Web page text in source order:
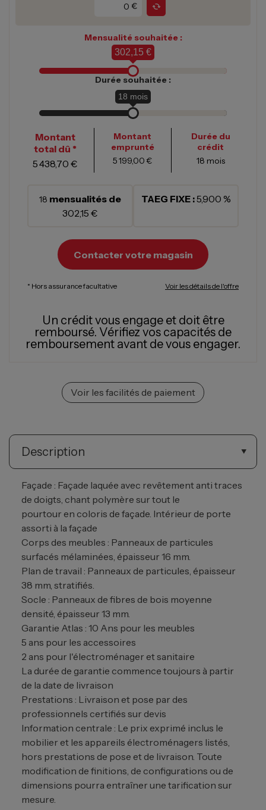
€
Mensualité souhaitée :
302,15 €
Durée souhaitée :
18 mois
Montant
total dû *
5 438,70 €
Montant
emprunté
5 199,00 €
Durée du
crédit
18 mois
18 mensualités de
302,15 €
TAEG FIXE :5,900 %
Contacter votre magasin
* Hors assurance facultative Voir les détails de l'offre
Un crédit vous engage et doit être
remboursé. Vérifiez vos capacités de
remboursement avant de vous engager.
Voir les facilités de paiement
Description
Façade : Façade laquée avec revêtement anti traces
de doigts, chant polymère sur tout le
pourtour en coloris de façade. Intérieur de porte
assorti à la façade
Corps des meubles : Panneaux de particules
surfacés mélaminées, épaisseur 16 mm.
Plan de travail : Panneaux de particules, épaisseur
38 mm, stratifiés.
Socle : Panneaux de fibres de bois moyenne
densité, épaisseur 13 mm.
Garantie Atlas : 10 Ans pour les meubles
5 ans pour les accessoires
2 ans pour l'électroménager et sanitaire
La durée de garantie commence toujours à partir
de la date de livraison
Prestations : Livraison et pose par des
professionnels certifiés sur devis
Information centrale : Le prix exprimé inclus le
mobilier et les appareils électroménagers listés,
hors prestations de pose et de livraison. Toute
modification de finitions, de configurations ou de
dimensions pourra entraîner une tarification sur
mesure.